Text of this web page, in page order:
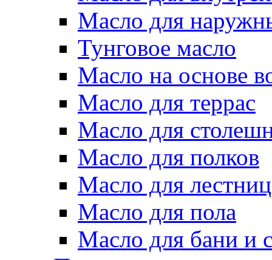
Масло для
Тунговое масло
Масло на основе
Масло для террас
Масло для
Масло для полков
Масло для лестниц
Масло для пола
Масло для бани и